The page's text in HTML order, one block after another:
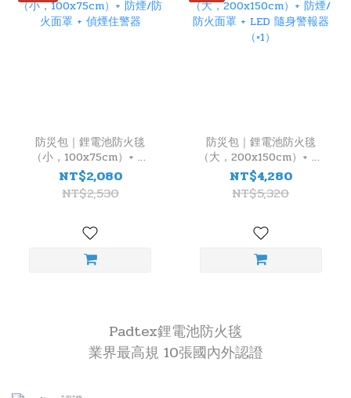
防災包｜鋰電池防火毯
（小，100x75cm）+ 防
煙/防火面罩 + 偵煙住警器
NT$2,080
NT$2,530
防災包｜鋰電池防火毯
（大，200x150cm）+ 防
煙/防火面罩 + LED 隨身
警報器（×1）
NT$4,280
NT$5,320
Padtex鋰電池防火毯
業界最高規 10張國內外認證